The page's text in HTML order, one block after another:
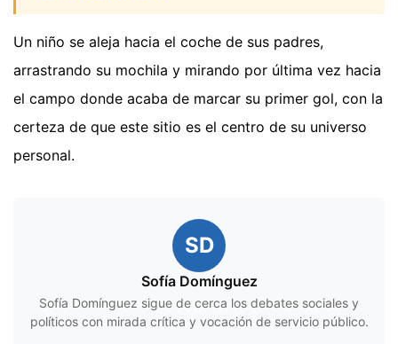
Un niño se aleja hacia el coche de sus padres,
arrastrando su mochila y mirando por última vez hacia
el campo donde acaba de marcar su primer gol, con la
certeza de que este sitio es el centro de su universo
personal.
SD
Sofía Domínguez
Sofía Domínguez sigue de cerca los debates sociales y
políticos con mirada crítica y vocación de servicio público.